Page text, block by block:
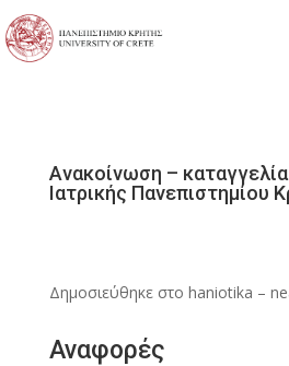
Ανακοίνωση –
Ιατρικής Πανεπιστημίου
Δημοσιεύθηκε στο haniotika –
Αναφορές